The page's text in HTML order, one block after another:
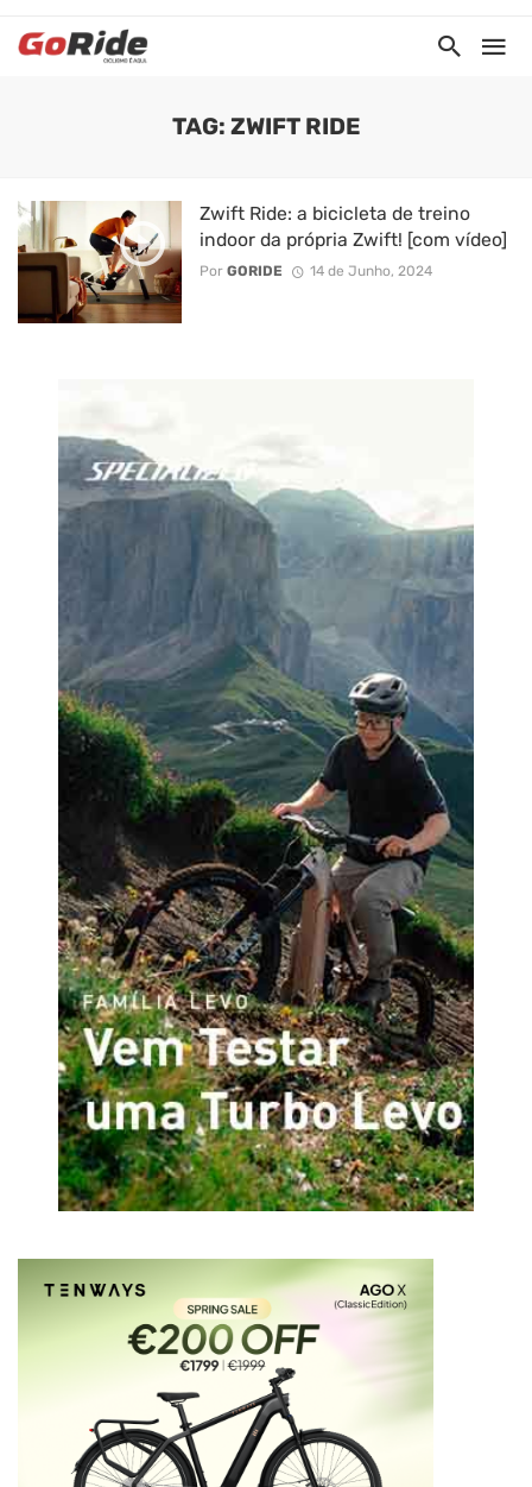
TAG: ZWIFT RIDE
Zwift Ride: a bicicleta de treino
indoor da própria Zwift! [com vídeo]
Por GORIDE 14 de Junho, 2024